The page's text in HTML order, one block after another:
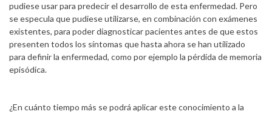
pudiese usar para predecir el desarrollo de esta enfermedad. Pero
se especula que pudiese utilizarse, en combinación con exámenes
existentes, para poder diagnosticar pacientes antes de que estos
presenten todos los síntomas que hasta ahora se han utilizado
para definir la enfermedad, como por ejemplo la pérdida de memoria
episódica.
¿En cuánto tiempo más se podrá aplicar este conocimiento a la